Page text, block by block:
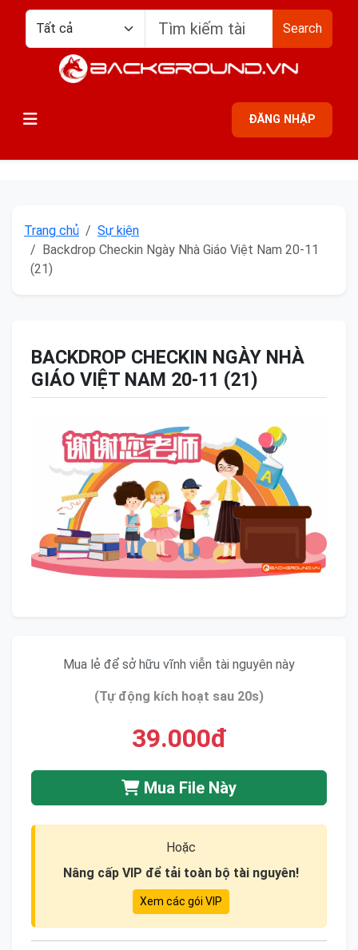
Search
ĐĂNG NHẬP
Trang chủ
Sự kiện
Backdrop Checkin Ngày Nhà Giáo Việt Nam 20-11
(21)
BACKDROP CHECKIN NGÀY NHÀ
GIÁO VIỆT NAM 20-11 (21)
Mua lẻ để sở hữu vĩnh viễn tài nguyên này
(Tự động kích hoạt sau 20s)
39.000đ
Mua File Này
Hoặc
Nâng cấp VIP để tải toàn bộ tài nguyên!
Xem các gói VIP